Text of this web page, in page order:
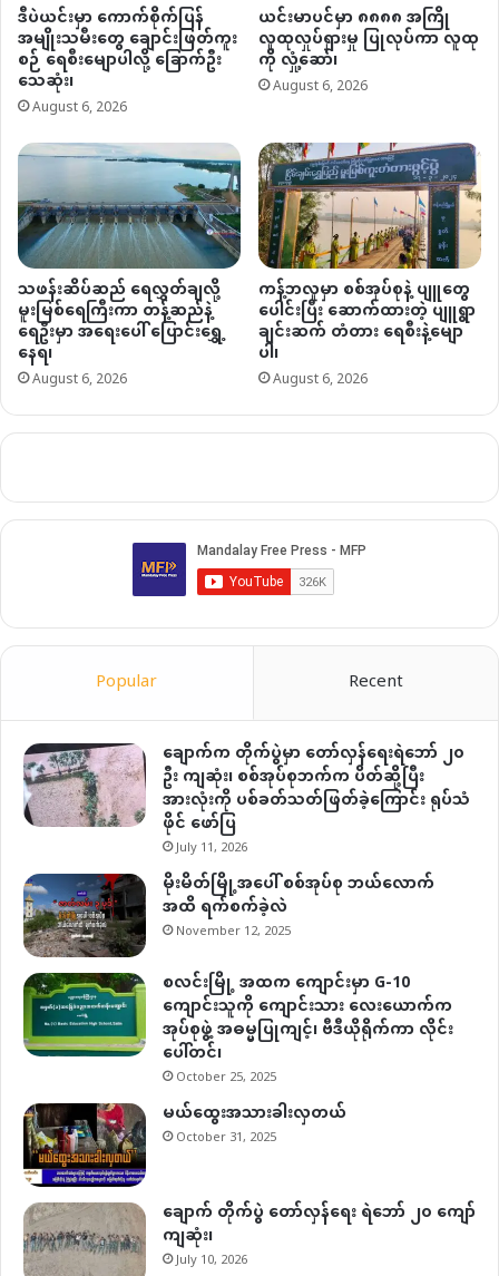
ဒီပဲယင်းမှာ ကောက်စိုက်ပြန်
အမျိုးသမီးတွေ ချောင်းဖြတ်ကူး
စဉ် ရေစီးမျောပါလို့ ခြောက်ဦး
သေဆုံး၊
August 6, 2026
ယင်းမာပင်မှာ ၈၈၈၈ အကြို
လူထုလှုပ်ရှားမှု ပြုလုပ်ကာ လူထု
ကို လှုံ့ဆော်၊
August 6, 2026
သဖန်းဆိပ်ဆည် ရေလွှတ်ချလို့
မူးမြစ်ရေကြီးကာ တန့်ဆည်နဲ့
ရေဦးမှာ အရေးပေါ် ပြောင်းရွှေ့
နေရ၊
August 6, 2026
ကန့်ဘလူမှာ စစ်အုပ်စုနဲ့ ပျူတွေ
ပေါင်းပြီး ဆောက်ထားတဲ့ ပျူရွာ
ချင်းဆက် တံတား ရေစီးနဲ့မျော
ပါ၊
August 6, 2026
Popular Recent
ချောက်က တိုက်ပွဲမှာ တော်လှန်ရေးရဲဘော် ၂၀
ဦး ကျဆုံး၊ စစ်အုပ်စုဘက်က ပိတ်ဆို့ပြီး
အားလုံးကို ပစ်ခတ်သတ်ဖြတ်ခဲ့ကြောင်း ရုပ်သံ
ဖိုင် ဖော်ပြ
July 11, 2026
မိုးမိတ်မြို့အပေါ် စစ်အုပ်စု ဘယ်လောက်
အထိ ရက်စက်ခဲ့လဲ
November 12, 2025
စလင်းမြို့ အထက ကျောင်းမှာ G-10
ကျောင်းသူကို ကျောင်းသား လေးယောက်က
အုပ်စုဖွဲ့ အဓမ္မပြုကျင့်၊ ဗီဒီယိုရိုက်ကာ လိုင်း
ပေါ်တင်၊
October 25, 2025
မယ်ထွေးအသားခါးလှတယ်
October 31, 2025
ချောက် တိုက်ပွဲ တော်လှန်ရေး ရဲဘော် ၂၀ ကျော်
ကျဆုံး၊
July 10, 2026